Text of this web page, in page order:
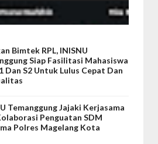
Bimtek RPL, INISNU
Siap Fasilitasi Mahasiswa
Dan S2 Untuk Lulus Cepat Dan
Temanggung Jajaki Kerjasama
Penguatan SDM
Polres Magelang Kota